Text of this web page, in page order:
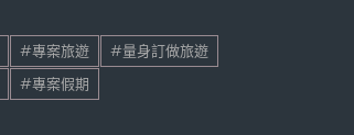
#專案旅遊
#量身訂做旅遊
#專案假期